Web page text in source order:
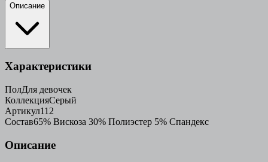
Описание
Характеристики
ПолДля девочек
КоллекцияСерый
Артикул112
Состав65% Вискоза 30% Полиэстер 5% Спандекс
Описание